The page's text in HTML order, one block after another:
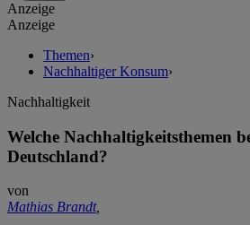
Anzeige
Anzeige
Themen›
Nachhaltiger Konsum›
Nachhaltigkeit
Welche Nachhaltigkeitsthemen
Deutschland?
von
Mathias Brandt,